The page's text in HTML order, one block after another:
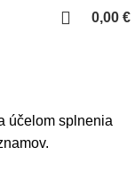
0,00 €
účelom splnenia